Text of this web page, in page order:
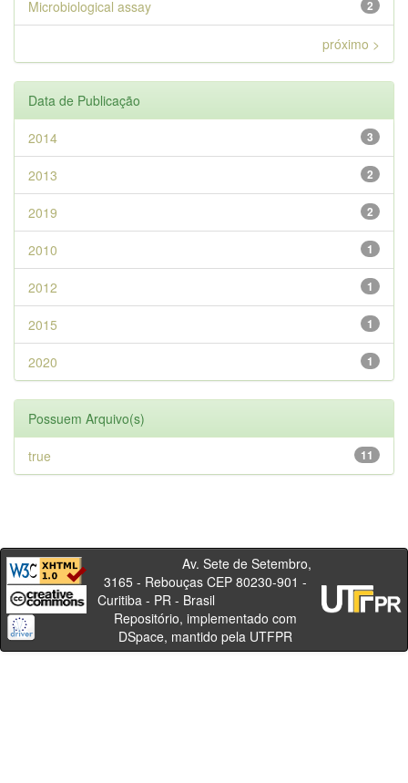
2
Microbiological assay
próximo >
Data de Publicação
3
2014
2
2013
2
2019
1
2010
1
2012
1
2015
1
2020
Possuem Arquivo(s)
11
true
Av. Sete de Setembro,
3165 - Rebouças CEP 80230-901 -
Curitiba - PR - Brasil
Repositório, implementado com
DSpace, mantido pela UTFPR